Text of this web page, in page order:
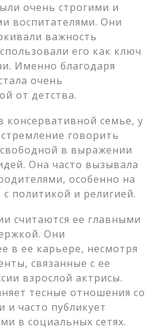
очень строгими и
воспитателями. Они
важность
его как ключ
Именно благодаря
очень
от детства.
консервативной семье, у
говорить
в выражении
Она часто вызывала
особенно на
политикой и религией.
считаются ее главными
Они
в ее карьере, несмотря
связанные с ее
взрослой актрисы.
тесные отношения со
и часто публикует
в социальных сетях.